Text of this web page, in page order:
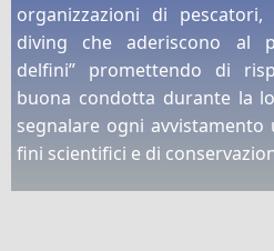
organizzazioni di
diving che aderiscono al
delfini” promettendo di
buona condotta durante la
segnalare ogni
fini scientifici e di